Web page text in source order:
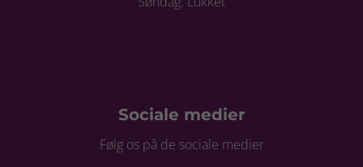
Sociale medier
Følg os på de sociale medier